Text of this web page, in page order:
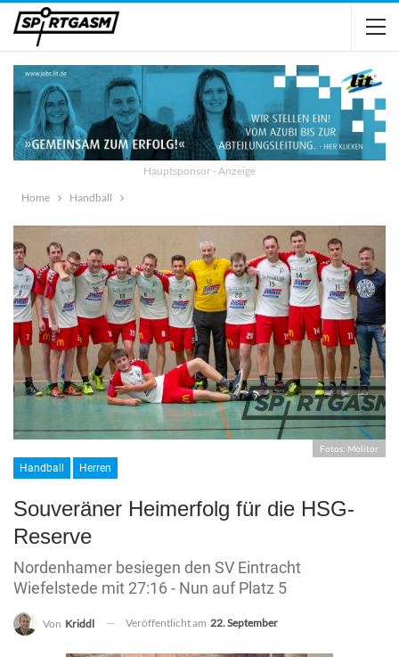
Hauptsponsor - Anzeige
Home
Handball
Fotos: Molitor
Handball Herren
Souveräner Heimerfolg für die HSG-
Reserve
Nordenhamer besiegen den SV Eintracht
Wiefelstede mit 27:16 - Nun auf Platz 5
Von Kriddl Veröffentlicht am 22. September